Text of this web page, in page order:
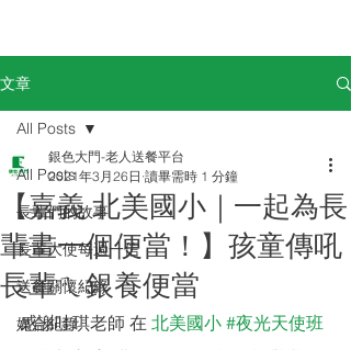
文章
All Posts
長輩們的故事
長輩大使每週一信
送餐關懷紀錄
媒合紀錄
All Posts
【嘉義 北美國小｜一起為長
輩畫一個便當！】孩童傳吼
長輩ㄟ銀養便當
銀色大門-老人送餐平台
2021年3月26日 讀畢需時 1 分鐘
感謝哇琪老師 在 北美國小 #夜光天使班